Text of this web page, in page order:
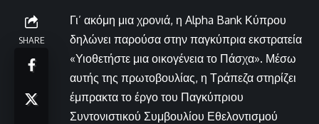
SHARE
Γι’ ακόμη μια χρονιά, η Alpha Bank Κύπρου
δηλώνει παρούσα στην παγκύπρια εκστρατεία
«Υιοθετήστε μια οικογένεια το Πάσχα». Μέσω
αυτής της πρωτοβουλίας, η Τράπεζα στηρίζει
έμπρακτα το έργο του Παγκύπριου
Συντονιστικού Συμβουλίου Εθελοντισμού